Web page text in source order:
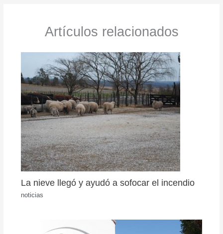
Artículos relacionados
La nieve llegó y ayudó a sofocar el incendio
noticias